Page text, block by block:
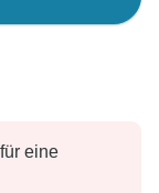
eine